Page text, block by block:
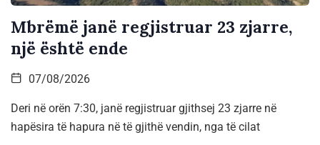
Mbrëmë janë regjistruar 23 zjarre,
një është ende
07/08/2026
Deri në orën 7:30, janë regjistruar gjithsej 23 zjarre në
hapësira të hapura në të gjithë vendin, nga të cilat